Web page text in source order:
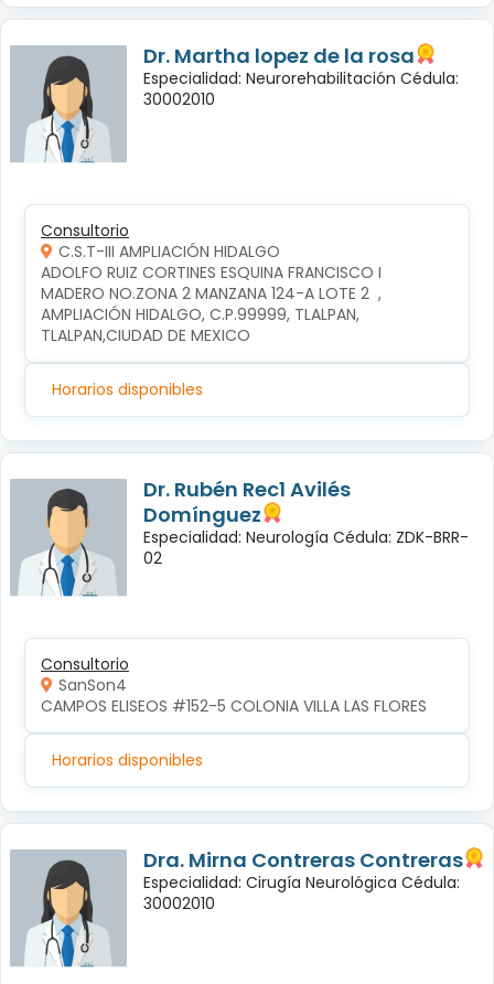
Dr. Martha lopez de la rosa
Especialidad: Neurorehabilitación Cédula:
30002010
Consultorio
C.S.T-III AMPLIACIÓN HIDALGO
ADOLFO RUIZ CORTINES ESQUINA FRANCISCO I
MADERO NO.ZONA 2 MANZANA 124-A LOTE 2  ,
AMPLIACIÓN HIDALGO, C.P.99999, TLALPAN,
TLALPAN,CIUDAD DE MEXICO
Horarios disponibles
Dr. Rubén Rec1 Avilés
Domínguez
Especialidad: Neurología Cédula: ZDK-BRR-
02
Consultorio
SanSon4
CAMPOS ELISEOS #152-5 COLONIA VILLA LAS FLORES
Horarios disponibles
Dra. Mirna Contreras Contreras
Especialidad: Cirugía Neurológica Cédula:
30002010